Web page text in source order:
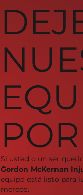
Si usted o un ser
Gordon McKernan
equipo está listo para
merece.